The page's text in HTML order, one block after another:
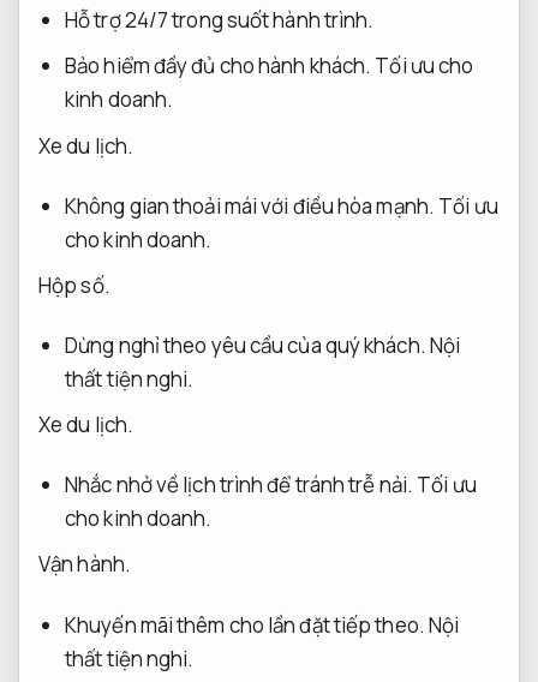
Hỗ trợ 24/7 trong suốt hành trình.
Bảo hiểm đầy đủ cho hành khách. Tối ưu cho
kinh doanh.
Xe du lịch.
Không gian thoải mái với điều hòa mạnh. Tối ưu
cho kinh doanh.
Hộp số.
Dừng nghỉ theo yêu cầu của quý khách. Nội
thất tiện nghi.
Xe du lịch.
Nhắc nhở về lịch trình để tránh trễ nải. Tối ưu
cho kinh doanh.
Vận hành.
Khuyến mãi thêm cho lần đặt tiếp theo. Nội
thất tiện nghi.